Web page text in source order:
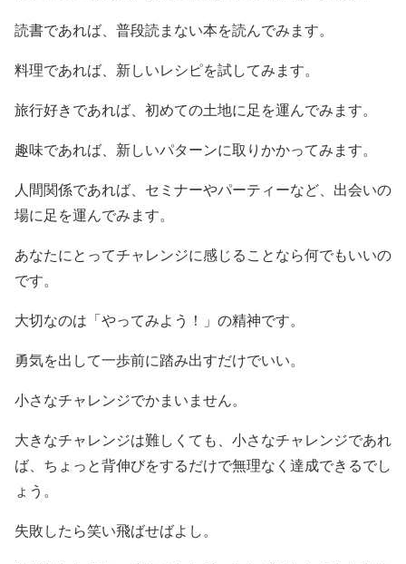
読書であれば、普段読まない本を読んでみます。
料理であれば、新しいレシピを試してみます。
旅行好きであれば、初めての土地に足を運んでみます。
趣味であれば、新しいパターンに取りかかってみます。
人間関係であれば、セミナーやパーティーなど、出会いの
場に足を運んでみます。
あなたにとってチャレンジに感じることなら何でもいいの
です。
大切なのは「やってみよう！」の精神です。
勇気を出して一歩前に踏み出すだけでいい。
小さなチャレンジでかまいません。
大きなチャレンジは難しくても、小さなチャレンジであれ
ば、ちょっと背伸びをするだけで無理なく達成できるでし
ょう。
失敗したら笑い飛ばせばよし。